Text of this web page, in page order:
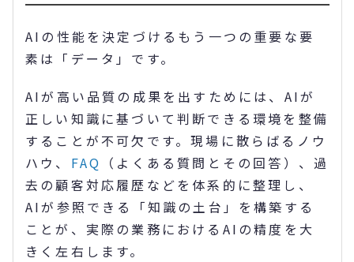
AIの性能を決定づけるもう一つの重要な要
素は「データ」です。
AIが高い品質の成果を出すためには、AIが
正しい知識に基づいて判断できる環境を整備
することが不可欠です。現場に散らばるノウ
ハウ、 FAQ
（よくある質問とその回答）、過
去の顧客対応履歴などを体系的に整理し、
AIが参照できる「知識の土台」を構築する
ことが、実際の業務におけるAIの精度を大
きく左右します。